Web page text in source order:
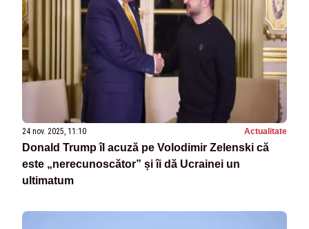
24 nov. 2025, 11:10 Actualitate
Donald Trump îl acuză pe Volodimir Zelenski că
este „nerecunoscător” și îi dă Ucrainei un
ultimatum